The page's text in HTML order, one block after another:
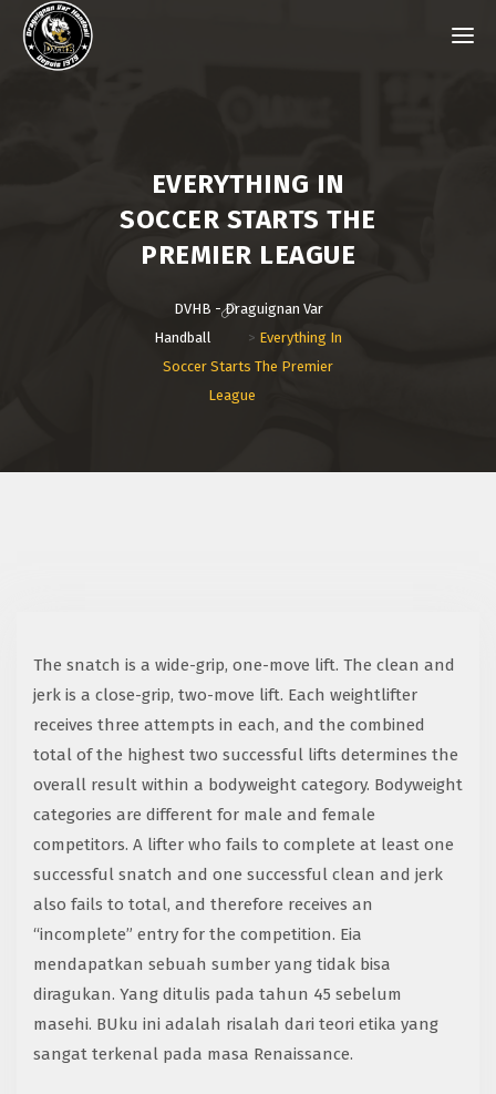
EVERYTHING IN
SOCCER STARTS THE
PREMIER LEAGUE
DVHB - Draguignan Var
Handball
> Everything In
Soccer Starts The Premier
League
The snatch is a wide-grip, one-move lift. The clean and
jerk is a close-grip, two-move lift. Each weightlifter
receives three attempts in each, and the combined
total of the highest two successful lifts determines the
overall result within a bodyweight category. Bodyweight
categories are different for male and female
competitors. A lifter who fails to complete at least one
successful snatch and one successful clean and jerk
also fails to total, and therefore receives an
“incomplete” entry for the competition. Eia
mendapatkan sebuah sumber yang tidak bisa
diragukan. Yang ditulis pada tahun 45 sebelum
masehi. BUku ini adalah risalah dari teori etika yang
sangat terkenal pada masa Renaissance.